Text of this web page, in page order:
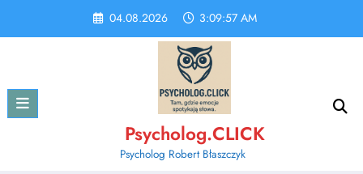
content
04.08.2026 3:09:58 AM
Psycholog.CLICK
Psycholog Robert Błaszczyk